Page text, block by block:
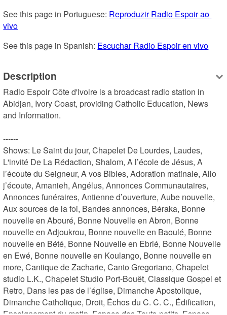
See this page in Portuguese: Reproduzir Radio Espoir ao
vivo
See this page in Spanish: Escuchar Radio Espoir en vivo
Description
Radio Espoir Côte d'Ivoire is a broadcast radio station in
Abidjan, Ivory Coast, providing Catholic Education, News
and Information.
------
Shows: Le Saint du jour, Chapelet De Lourdes, Laudes,
L'invité De La Rédaction, Shalom, A l’école de Jésus, A
l’écoute du Seigneur, A vos Bibles, Adoration matinale, Allo
j’écoute, Amanieh, Angélus, Annonces Communautaires,
Annonces funéraires, Antienne d’ouverture, Aube nouvelle,
Aux sources de la foi, Bandes annonces, Béraka, Bonne
nouvelle en Abouré, Bonne Nouvelle en Abron, Bonne
nouvelle en Adjoukrou, Bonne nouvelle en Baoulé, Bonne
nouvelle en Bété, Bonne Nouvelle en Ebrié, Bonne Nouvelle
en Ewé, Bonne nouvelle en Koulango, Bonne nouvelle en
more, Cantique de Zacharie, Canto Gregoriano, Chapelet
studio L.K., Chapelet Studio Port-Bouët, Classique Gospel et
Retro, Dans les pas de l’église, Dimanche Apostolique,
Dimanche Catholique, Droit, Échos du C. C. C., Édification,